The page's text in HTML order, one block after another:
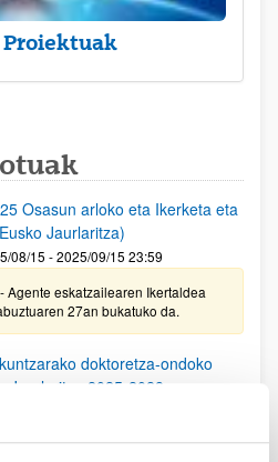
Proiektuak
Osasun arloko eta Ikerketa eta
Jaurlaritza)
08/15 - 2025/09/15 23:59
Agente eskatzailearen Ikertaldea
27an bukatuko da.
doktoretza-ondoko
Jaurlaritza 2025-2028
agiria lortzeko epea 2025/09/10